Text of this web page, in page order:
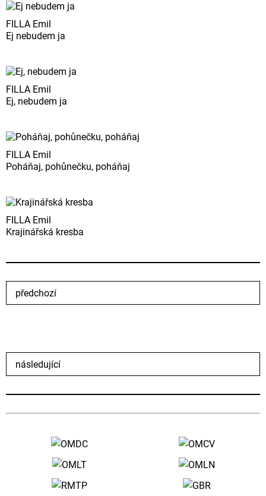
FILLA Emil
Ej nebudem ja
FILLA Emil
Ej, nebudem ja
FILLA Emil
Poháňaj, pohůnečku, poháňaj
FILLA Emil
Krajinářská kresba
předchozí
následující